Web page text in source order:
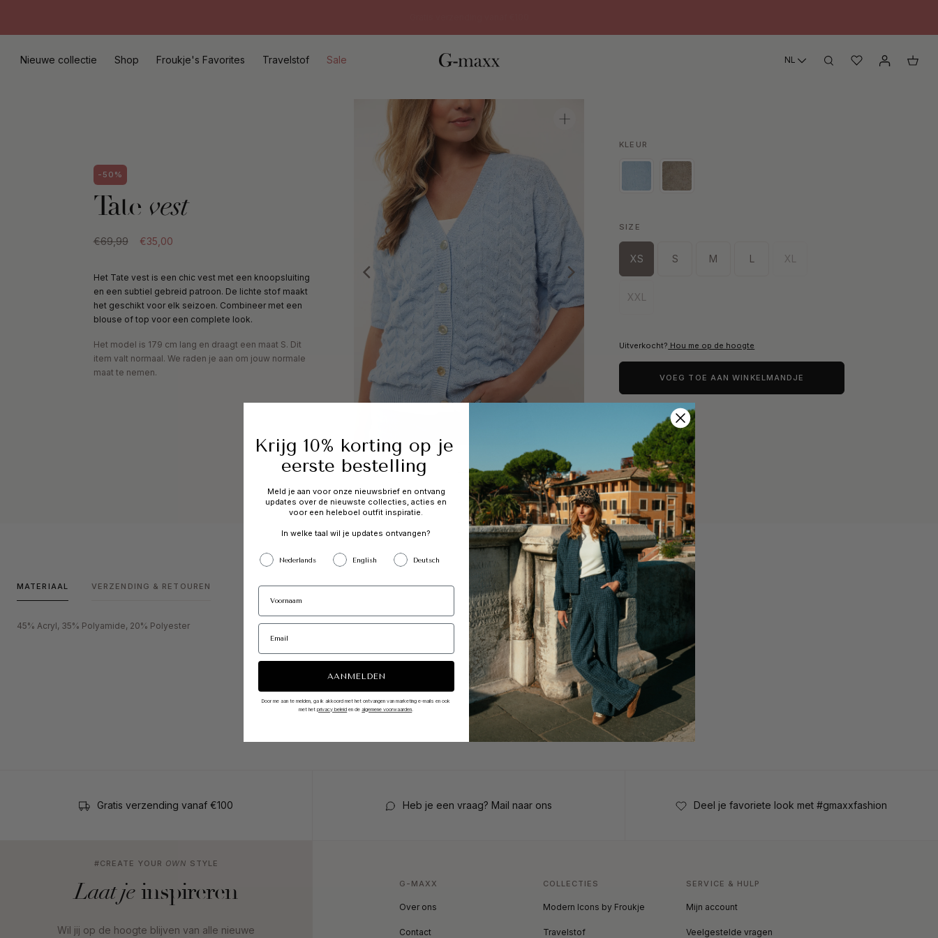
de
Nieuwe collectie Shop
NIEUWE COLLECTIE
A Season of Italian Elegance
TOT 60% KORTING
Froukje's Favorites Travelstof Sale
SALE
Tot 60% korting
NL
-50%
Tate vest
€69,99 €35,00
Het Tate vest is een chic vest met een knoopsluiting
en een subtiel gebreid patroon. De lichte stof maakt
het geschikt voor elk seizoen. Combineer met een
blouse of top voor een complete look.
Het model is 179 cm lang en draagt een maat S. Dit
item valt normaal. We raden je aan om jouw normale
maat te nemen.
KLEUR
SIZE
XS S M L XL
XXL
Uitverkocht? Hou me op de hoogte
VOEG TOE AAN WINKELMANDJE
MATERIAAL VERZENDING & RETOUREN
45% Acryl, 35% Polyamide, 20% Polyester
Gratis verzending vanaf €100 Heb je een vraag? Mail naar ons Deel je favoriete look met #gmaxxfashion
#CREATE YOUR OWN STYLE
Laat jeinspireren
Wil jij op de hoogte blijven van alle nieuwe
G-MAXX
Over ons
Contact
COLLECTIES
Modern Icons by Froukje
Travelstof
SERVICE & HULP
Mijn account
Veelgestelde vragen
Krijg 10% korting op je
eerste bestelling
Meld je aan voor onze nieuwsbrief en ontvang
updates over de nieuwste collecties, acties en
voor een heleboel outfit inspiratie.
In welke taal wil je updates ontvangen?
Nederlands English Deutsch
AANMELDEN
Door me aan te melden, ga ik akkoord met het ontvangen van marketing e-mails en ook
met hetprivacy beleid en dealgemene voorwaarden.